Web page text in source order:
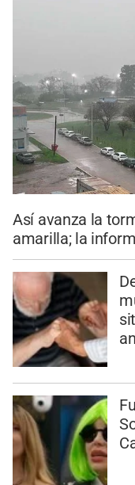
Así avanza la
amarilla; la